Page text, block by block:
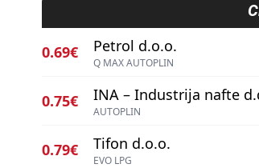
0.69€ Petrol d.o.o.
Q MAX AUTOPLIN
0.75€ INA – Industrija nafte
AUTOPLIN
0.79€ Tifon d.o.o.
EVO LPG